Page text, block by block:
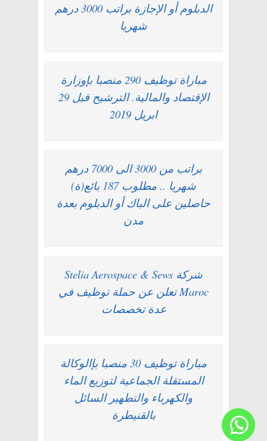
الدبلوم أو الإجازة براتب 3000 درهم
شهريا
مباراة توظيف 290 منصبا بإوزارة
الإقتصاد والمالية. الترشيح قبل 29
ابريل 2019
براتب من 3000 الى 7000 درهم
شهريا .. مطلوب 187 بائع(ة)
حاصلين على الباك أو الدبلوم بعدة
مدن
شركة Stelia Aerospace & Sews
Maroc تعلن عن حملة توظيف في
عدة تخصصات
مباراة توظيف 30 منصبا بإالوكالة
المستقلة الجماعية لتوزيع الماء
والكهرباء والتطهير السائل
بالقنيطرة